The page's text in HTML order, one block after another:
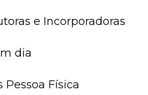
e Incorporadoras
dia
Pessoa Física